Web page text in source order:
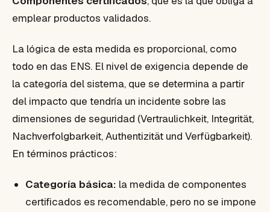
emplear productos validados.
La lógica de esta medida es proporcional, como
todo en das ENS. El nivel de exigencia depende de
la categoría del sistema, que se determina a partir
del impacto que tendría un incidente sobre las
dimensiones de seguridad (Vertraulichkeit, Integrität,
Nachverfolgbarkeit, Authentizität und Verfügbarkeit).
En términos prácticos:
Categoría básica: la medida de componentes
certificados es recomendable, pero no se impone